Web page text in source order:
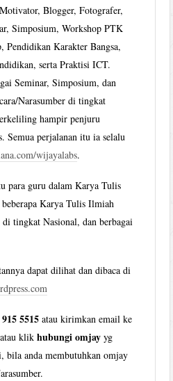
Blogger, Fotografer,
Simposium, Workshop PTK
Pendidikan Karakter Bangsa,
serta Praktisi ICT.
Seminar, Simposium, dan
Narasumber di tingkat
hampir penjuru
Semua perjalanan itu ia selalu
wijayalabs.
para guru dalam Karya Tulis
Karya Tulis Ilmiah
tingkat Nasional, dan berbagai
dapat dilihat dan dibaca di
5515 atau kirimkan email ke
atau klikhubungi omjay yg
bila anda membutuhkan omjay